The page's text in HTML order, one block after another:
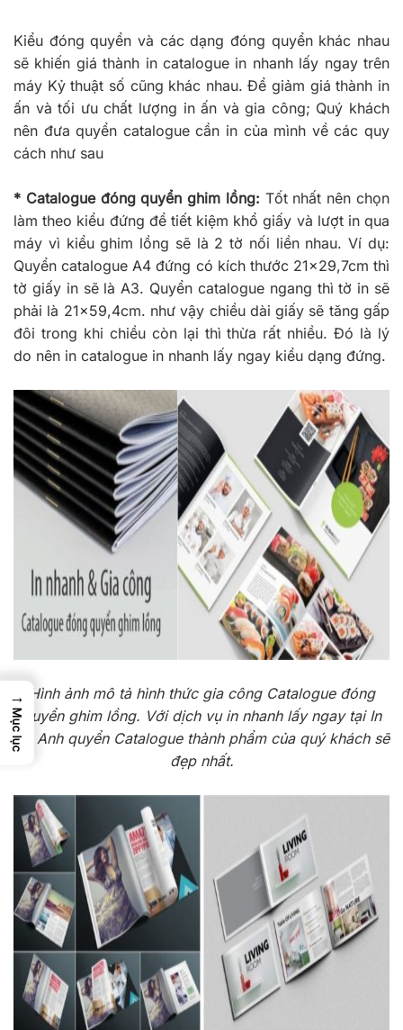
Kiểu đóng quyển và các dạng đóng quyển khác nhau
sẽ khiến giá thành in catalogue in nhanh lấy ngay trên
máy Kỷ thuật số cũng khác nhau. Để giảm giá thành in
ấn và tối ưu chất lượng in ấn và gia công; Quý khách
nên đưa quyển catalogue cần in của mình về các quy
cách như sau
* Catalogue đóng quyển ghim lồng: Tốt nhất nên chọn
làm theo kiểu đứng để tiết kiệm khổ giấy và lượt in qua
máy vì kiểu ghim lồng sẽ là 2 tờ nối liền nhau. Ví dụ:
Quyển catalogue A4 đứng có kích thước 21×29,7cm thì
tờ giấy in sẽ là A3. Quyển catalogue ngang thì tờ in sẽ
phải là 21×59,4cm. như vậy chiều dài giấy sẽ tăng gấp
đôi trong khi chiều còn lại thì thừa rất nhiều. Đó là lý
do nên in catalogue in nhanh lấy ngay kiểu dạng đứng.
Hình ảnh mô tả hình thức gia công Catalogue đóng
quyển ghim lồng. Với dịch vụ in nhanh lấy ngay tại In
An Anh quyển Catalogue thành phẩm của quý khách sẽ
đẹp nhất.
→
Mục lục